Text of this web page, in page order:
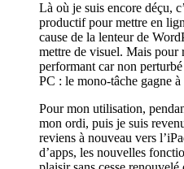
Là où je suis encore déçu,
productif pour mettre en
cause de la lenteur de
mettre de visuel. Mais pour
performant car non
PC : le mono-tâche gagne à
Pour mon utilisation,
mon ordi, puis je suis
reviens à nouveau vers
d’apps, les nouvelles